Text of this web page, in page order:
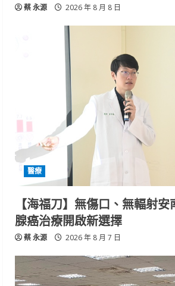
蔡 永源 2026 年 8 月 8 日
醫療
【海福刀】無傷口、無輻射
腺癌治療開啟新選擇
蔡 永源 2026 年 8 月 7 日